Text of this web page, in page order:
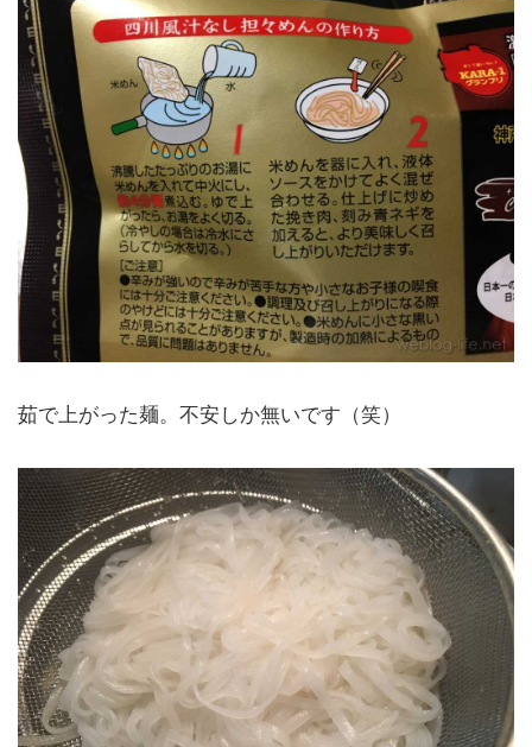
茹で上がった麺。不安しか無いです（笑）